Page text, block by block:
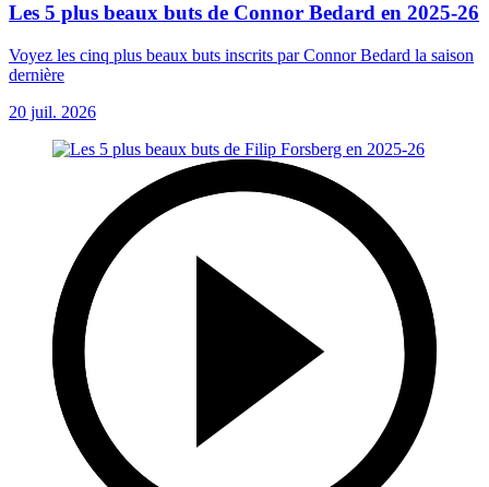
Les 5 plus beaux buts de Connor Bedard en 2025-26
Voyez les cinq plus beaux buts inscrits par Connor Bedard la saison
dernière
20 juil. 2026